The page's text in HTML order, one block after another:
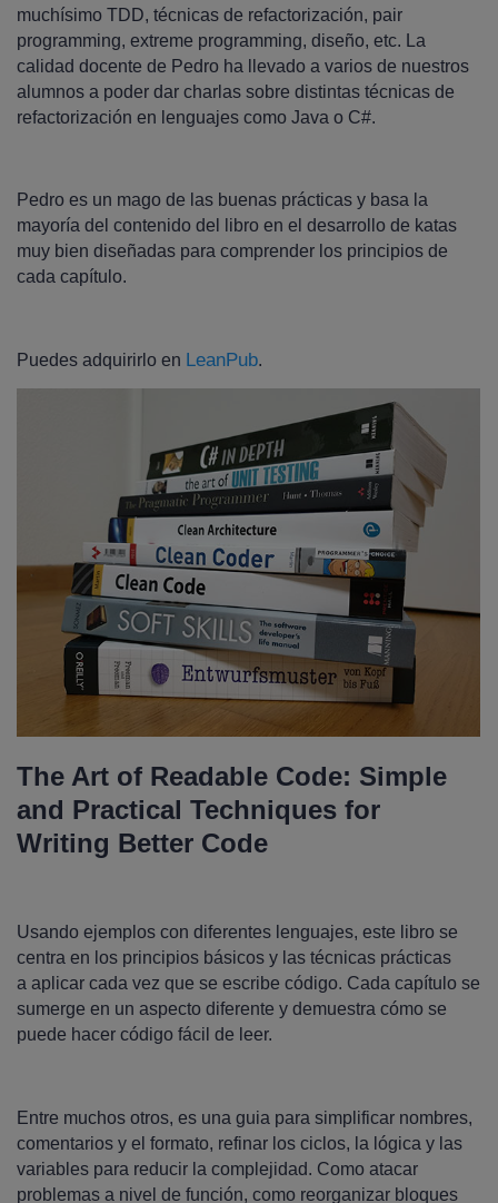
muchísimo TDD, técnicas de refactorización, pair
programming, extreme programming, diseño, etc. La
calidad docente de Pedro ha llevado a varios de nuestros
alumnos a poder dar charlas sobre distintas técnicas de
refactorización en lenguajes como Java o C#.
Pedro es un mago de las buenas prácticas y basa la
mayoría del contenido del libro en el desarrollo de katas
muy bien diseñadas para comprender los principios de
cada capítulo.
Puedes adquirirlo en LeanPub.
The Art of Readable Code: Simple
and Practical Techniques for
Writing Better Code
Usando ejemplos con diferentes lenguajes, este libro se
centra en los principios básicos y las técnicas prácticas
a aplicar cada vez que se escribe código. Cada capítulo se
sumerge en un aspecto diferente y demuestra cómo se
puede hacer código fácil de leer.
Entre muchos otros, es una guia para simplificar nombres,
comentarios y el formato, refinar los ciclos, la lógica y las
variables para reducir la complejidad. Como atacar
problemas a nivel de función, como reorganizar bloques